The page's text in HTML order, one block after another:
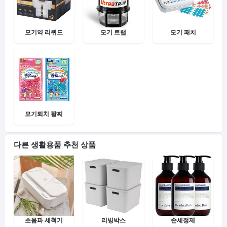
모기약 리퀴드 모기 트랩 모기 패치
모기퇴치 팔찌
다른 생활용품 추천 상품
초음파 세척기 리빙박스 손세정제